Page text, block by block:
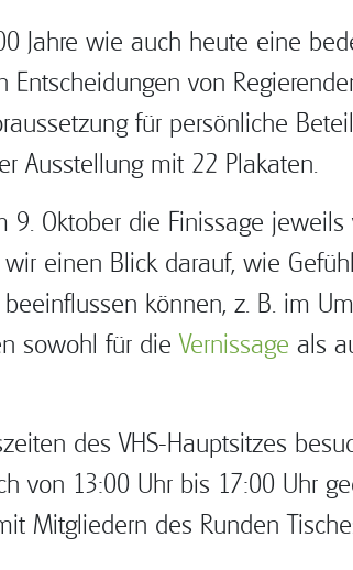
Jahre wie auch heute eine
von
für persönliche
Ausstellung mit 22 Plakaten.
Oktober die Finissage
einen Blick darauf, wie
können, z. B. im
sowohl für die Vernissage als
des VHS-Hauptsitzes
von 13:00 Uhr bis 17:00 Uhr
Mitgliedern des Runden